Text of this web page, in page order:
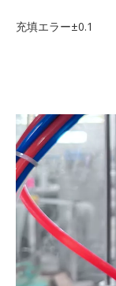
充填エラー±0.1